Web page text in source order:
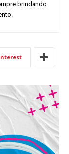
brindando